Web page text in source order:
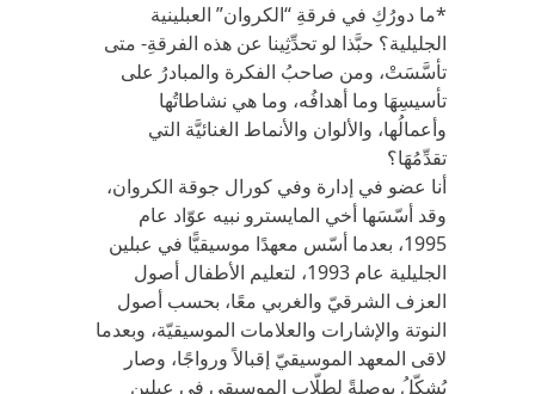
*ما دورُكِ في فرقةِ “الكروان” العبلينية
الجليلية؟ حبَّذا لو تحدِّثِينا عن هذه الفرقةِ- متى
تأسَّسَتْ، ومن صاحبُ الفكرة والمبادرُ على
تأسيسِهَا وما أهدافُه، وما هي نشاطاتُها
وأعمالُها، والألوان والأنماط الغنائيَّة التي
تقدِّمُهَا؟
أنا عضو في إدارة وفي كورال جوقة الكروان،
وقد أسّسَها أخي المايسترو نبيه عوّاد عام
1995، بعدما أسّس معهدًا موسيقيًّا في عبلين
الجليلية عام 1993، لتعليم الأطفال أصول
العزف الشرقيّ والغربي معًا، بحسب أصول
النوتة والإشارات والعلامات الموسيقيّة، وبعدما
لاقى المعهد الموسيقيّ إقبالاً ورواجًا، وصار
يُشكّلُ بوصلةً لطلّابِ الموسيقى في عبلين